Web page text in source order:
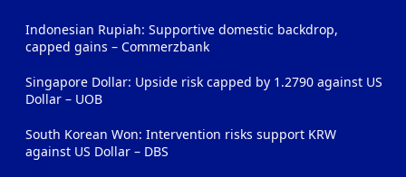
Indonesian Rupiah: Supportive domestic backdrop,
capped gains – Commerzbank
Singapore Dollar: Upside risk capped by 1.2790 against US
Dollar – UOB
South Korean Won: Intervention risks support KRW
against US Dollar – DBS